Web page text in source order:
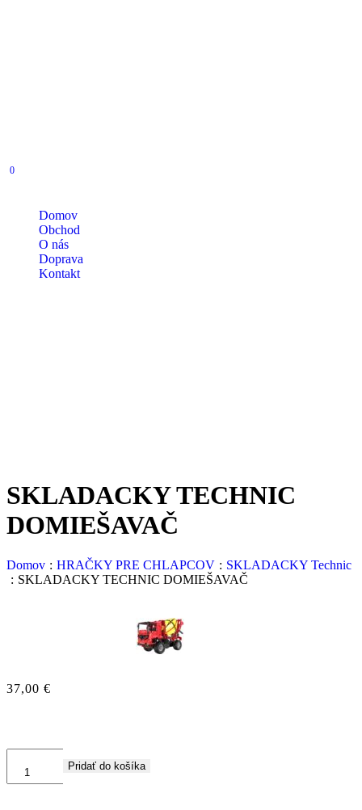
0
Domov
Obchod
O nás
Doprava
Kontakt
SKLADACKY TECHNIC
DOMIEŠAVAČ
Domov : HRAČKY PRE CHLAPCOV : SKLADACKY Technic
: SKLADACKY TECHNIC DOMIEŠAVAČ
37,00 €
Pridať do košíka